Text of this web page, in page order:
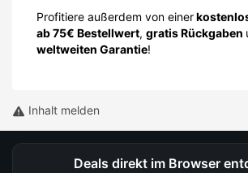
Profitiere außerdem von einer
ab 75€ Bestellwert, gratis Rückgaben
weltweiten Garantie!
Inhalt melden
Deals direkt im Browser